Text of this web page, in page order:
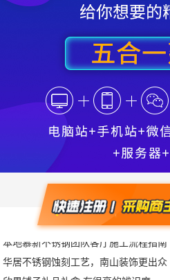
华居不锈钢蚀刻工艺，南山装饰更出众
欣果铺子礼品礼盒 有很高的辨识度